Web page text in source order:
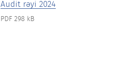
Audit rəyi 2024
PDF 298 kB